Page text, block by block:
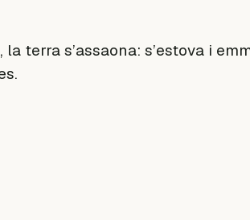
terra s’assaona: s’estova i